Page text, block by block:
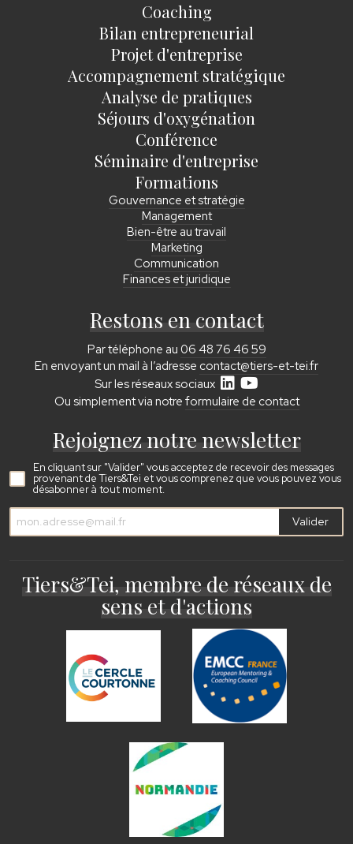
Coaching
Bilan entrepreneurial
Projet d'entreprise
Accompagnement stratégique
Analyse de pratiques
Séjours d'oxygénation
Conférence
Séminaire d'entreprise
Formations
Gouvernance et stratégie
Management
Bien-être au travail
Marketing
Communication
Finances et juridique
Restons en contact
Par téléphone au 06 48 76 46 59
En envoyant un mail à l’adresse contact@tiers-et-tei.fr
Sur les réseaux sociaux
Ou simplement via notre formulaire de contact
Rejoignez notre newsletter
En cliquant sur "Valider" vous acceptez de recevoir des messages
provenant de Tiers&Tei et vous comprenez que vous pouvez vous
désabonner à tout moment.
Valider
Tiers&Tei, membre de réseaux de
sens et d'actions